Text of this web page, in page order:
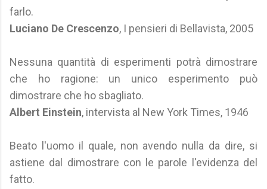
farlo.
Luciano De Crescenzo, I pensieri di Bellavista, 2005
Nessuna quantità di esperimenti potrà dimostrare
che ho ragione: un unico esperimento può
dimostrare che ho sbagliato.
Albert Einstein, intervista al New York Times, 1946
Beato l'uomo il quale, non avendo nulla da dire, si
astiene dal dimostrare con le parole l'evidenza del
fatto.